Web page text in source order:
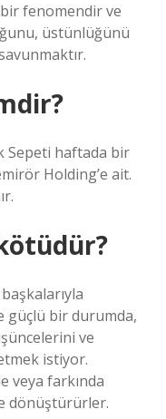
bir fenomendir ve
üstünlüğünü
Sepeti haftada bir
Holding’e ait.
güçlü bir durumda,
ve
istiyor.
veya farkında
dönüştürürler.